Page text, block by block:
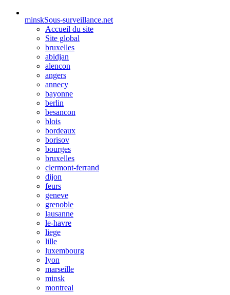
minskSous-surveillance.net
Accueil du site
Site global
bruxelles
abidjan
alencon
angers
annecy
bayonne
berlin
besancon
blois
bordeaux
borisov
bourges
bruxelles
clermont-ferrand
dijon
feurs
geneve
grenoble
lausanne
le-havre
liege
lille
luxembourg
lyon
marseille
minsk
montreal